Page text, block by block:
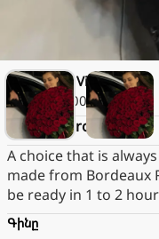
Dolce Vita
1.000֏
Bordeaux roses
A choice that is
made from Bordeaux
be ready in 1 to 2
Գինը